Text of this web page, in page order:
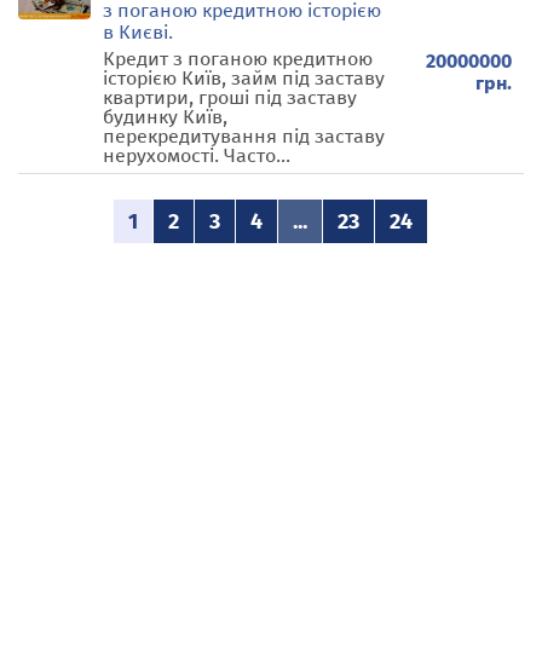
з поганою кредитною історією
в Києві.
Кредит з поганою кредитною
історією Київ, займ під заставу
квартири, гроші під заставу
будинку Київ,
перекредитування під заставу
нерухомості. Часто...
20000000
грн.
1 2 3 4 ... 23 24